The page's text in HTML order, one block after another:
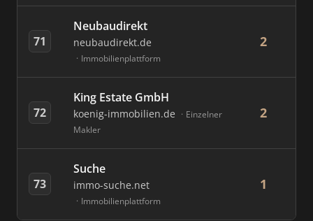
71
Neubaudirekt
neubaudirekt.de
Immobilienplattform
2
72
King Estate GmbH
koenig-immobilien.de
Einzelner
Makler
2
73
Suche
immo-suche.net
Immobilienplattform
1